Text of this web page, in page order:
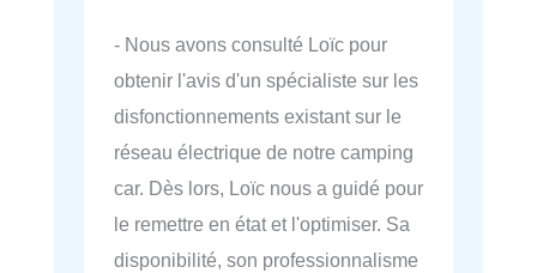
- Nous avons consulté Loïc pour
obtenir l'avis d'un spécialiste sur les
disfonctionnements existant sur le
réseau électrique de notre camping
car. Dès lors, Loïc nous a guidé pour
le remettre en état et l'optimiser. Sa
disponibilité, son professionnalisme